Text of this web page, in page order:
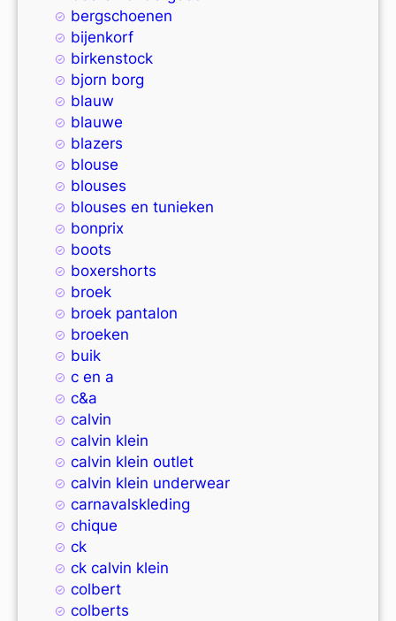
bergschoenen
bijenkorf
birkenstock
bjorn borg
blauw
blauwe
blazers
blouse
blouses
blouses en tunieken
bonprix
boots
boxershorts
broek
broek pantalon
broeken
buik
c en a
c&a
calvin
calvin klein
calvin klein outlet
calvin klein underwear
carnavalskleding
chique
ck
ck calvin klein
colbert
colberts